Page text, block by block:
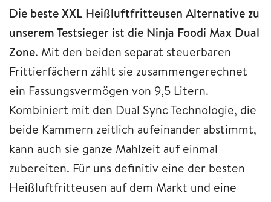
Die beste XXL Heißluftfritteusen Alternative zu
unserem Testsieger ist die Ninja Foodi Max Dual
Zone. Mit den beiden separat steuerbaren
Frittierfächern zählt sie zusammengerechnet
ein Fassungsvermögen von 9,5 Litern.
Kombiniert mit den Dual Sync Technologie, die
beide Kammern zeitlich aufeinander abstimmt,
kann auch sie ganze Mahlzeit auf einmal
zubereiten. Für uns definitiv eine der besten
Heißluftfritteusen auf dem Markt und eine